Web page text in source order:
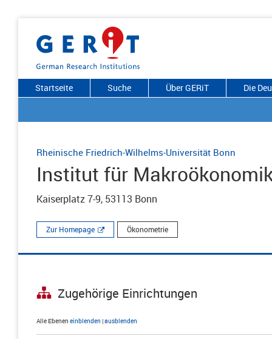
Startseite Suche Über GERiT Die
Rheinische Friedrich-Wilhelms-Universität Bonn
Institut für
Kaiserplatz 7-9, 53113 Bonn
Zur Homepage Ökonometrie
Zugehörige Einrichtungen
Alle Ebenen einblenden |ausblenden